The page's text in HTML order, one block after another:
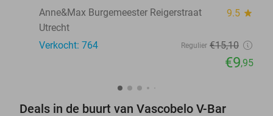
Anne&Max Burgemeester Reigerstraat
9.5 star
Utrecht
Verkocht: 764
Regulier €15,10
€9,95
Deals in de buurt van Vascobelo V-Bar